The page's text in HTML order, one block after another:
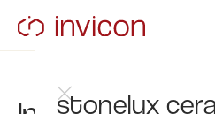
stonelux